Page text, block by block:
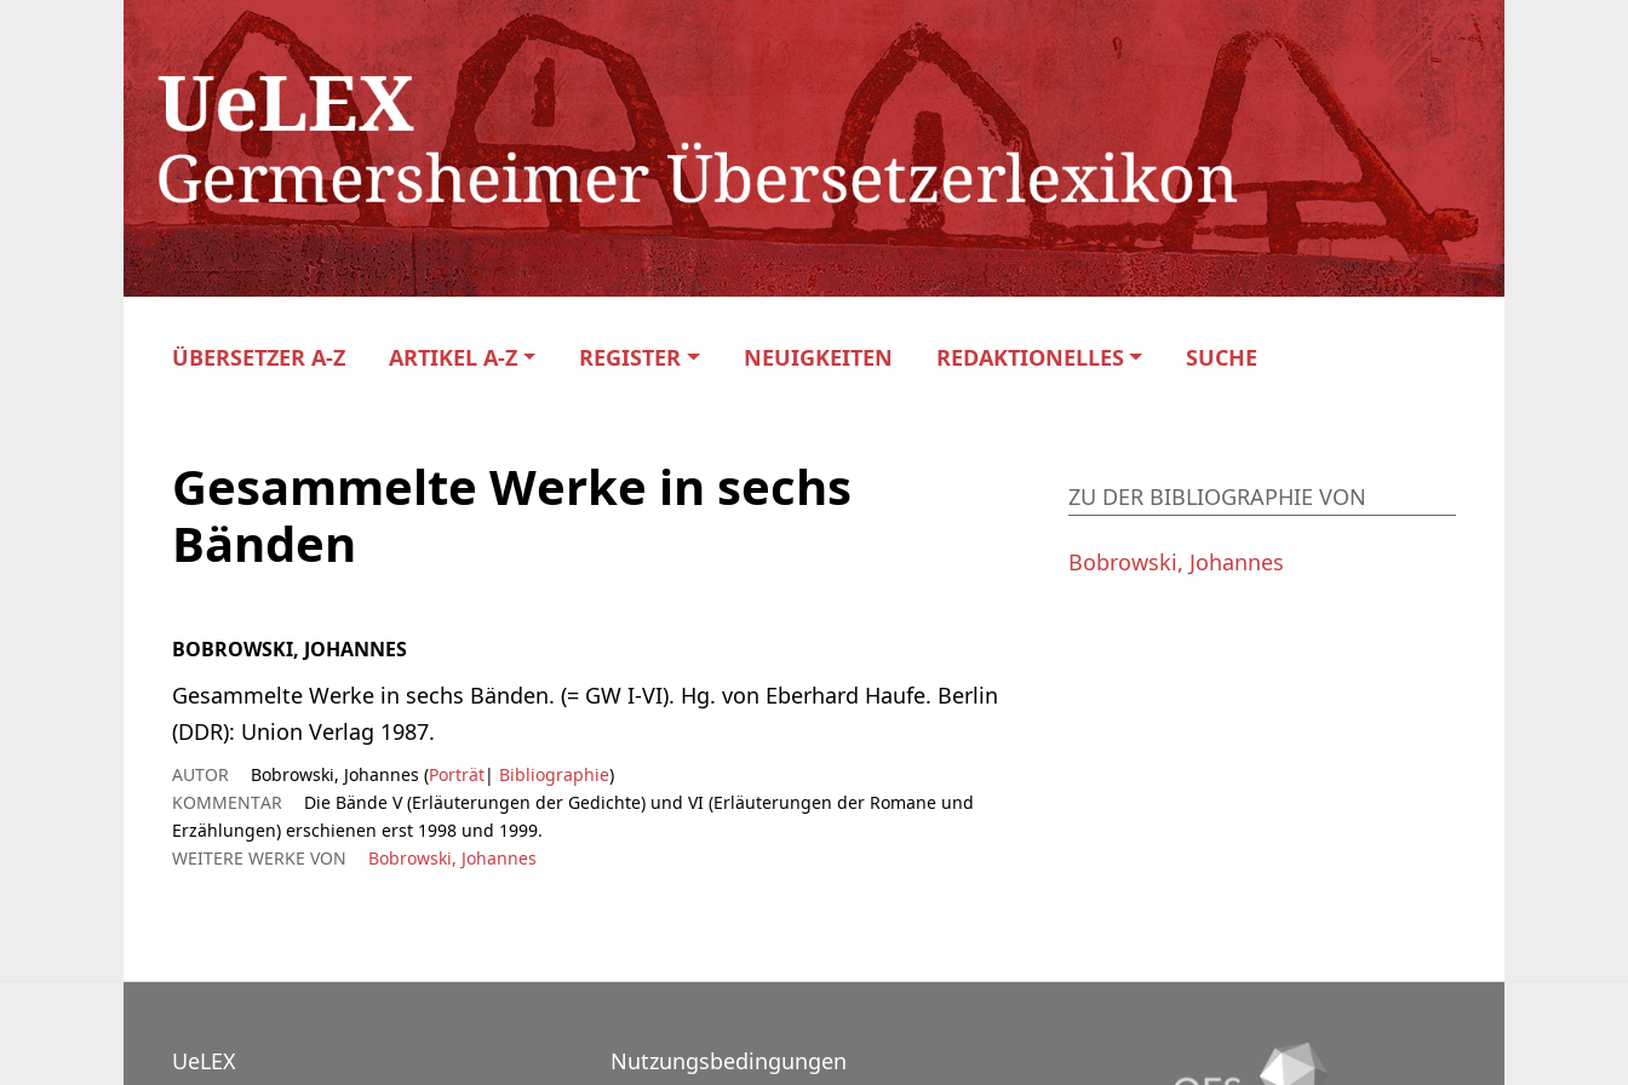
ÜBERSETZER A-Z ARTIKEL A-Z REGISTER NEUIGKEITEN REDAKTIONELLES SUCHE
Gesammelte Werke in sechs
Bänden
BOBROWSKI, JOHANNES
Gesammelte Werke in sechs Bänden. (= GW I-VI). Hg. von Eberhard Haufe. Berlin
(DDR): Union Verlag 1987.
AUTOR Bobrowski, Johannes (Porträt| Bibliographie)
KOMMENTAR
Die Bände V (Erläuterungen der Gedichte) und VI (Erläuterungen der Romane und
Erzählungen) erschienen erst 1998 und 1999.
WEITERE WERKE VON
Bobrowski, Johannes
ZU DER BIBLIOGRAPHIE VON
Bobrowski, Johannes
UeLEX
Nutzungsbedingungen